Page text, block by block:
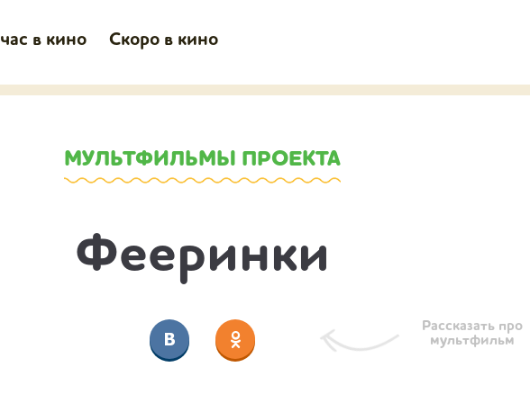
в кино Скоро в кино
МУЛЬТФИЛЬМЫ ПРОЕКТА
Фееринки
Рассказать про
мультфильм